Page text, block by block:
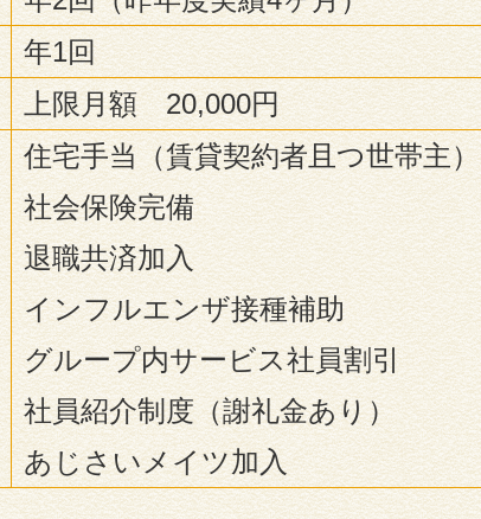
年1回
上限月額 20,000円
住宅手当（賃貸契約者且つ世帯主）
社会保険完備
退職共済加入
インフルエンザ接種補助
グループ内サービス社員割引
社員紹介制度（謝礼金あり）
あじさいメイツ加入